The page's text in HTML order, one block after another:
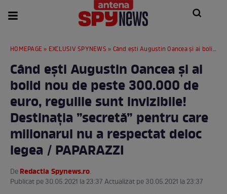
HOMEPAGE » EXCLUSIV SPYNEWS » Când ești Augustin Oancea și ai bolid nou de peste 300.000 de euro, regulile sunt invizibile! Destinația ”secretă” pentru care milionarul nu a respectat deloc legea / PAPARAZZI
Când ești Augustin Oancea și ai
bolid nou de peste 300.000 de
euro, regulile sunt invizibile!
Destinația ”secretă” pentru care
milionarul nu a respectat deloc
legea / PAPARAZZI
DeRedactia Spynews.ro.
Publicat pe 30.05.2021 la 23:37 Actualizat pe 30.05.2021 la 23:37